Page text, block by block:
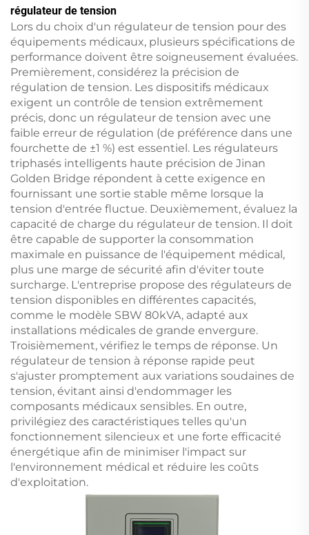
régulateur de tension
Lors du choix d'un régulateur de tension pour des
équipements médicaux, plusieurs spécifications de
performance doivent être soigneusement évaluées.
Premièrement, considérez la précision de
régulation de tension. Les dispositifs médicaux
exigent un contrôle de tension extrêmement
précis, donc un régulateur de tension avec une
faible erreur de régulation (de préférence dans une
fourchette de ±1 %) est essentiel. Les régulateurs
triphasés intelligents haute précision de Jinan
Golden Bridge répondent à cette exigence en
fournissant une sortie stable même lorsque la
tension d'entrée fluctue. Deuxièmement, évaluez la
capacité de charge du régulateur de tension. Il doit
être capable de supporter la consommation
maximale en puissance de l'équipement médical,
plus une marge de sécurité afin d'éviter toute
surcharge. L'entreprise propose des régulateurs de
tension disponibles en différentes capacités,
comme le modèle SBW 80kVA, adapté aux
installations médicales de grande envergure.
Troisièmement, vérifiez le temps de réponse. Un
régulateur de tension à réponse rapide peut
s'ajuster promptement aux variations soudaines de
tension, évitant ainsi d'endommager les
composants médicaux sensibles. En outre,
privilégiez des caractéristiques telles qu'un
fonctionnement silencieux et une forte efficacité
énergétique afin de minimiser l'impact sur
l'environnement médical et réduire les coûts
d'exploitation.